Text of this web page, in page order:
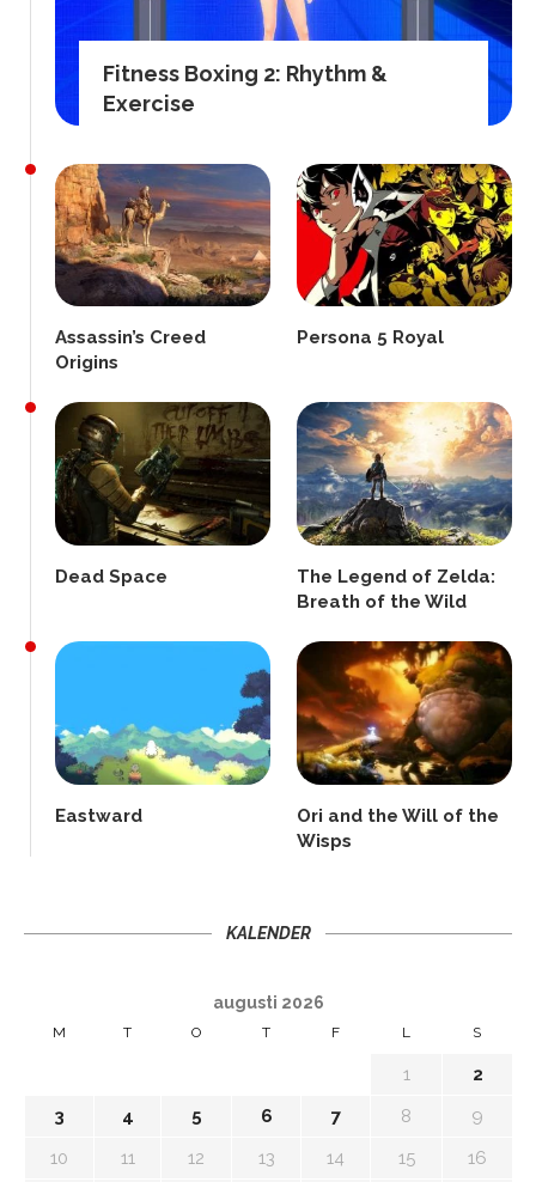
Fitness Boxing 2: Rhythm &
Exercise
Assassin’s Creed
Origins
Persona 5 Royal
Dead Space
The Legend of Zelda:
Breath of the Wild
Eastward
Ori and the Will of the
Wisps
KALENDER
augusti 2026
M T O T F L S
1
2
3
4 5 6 7 8
9
10
11 12 13 14 15
16